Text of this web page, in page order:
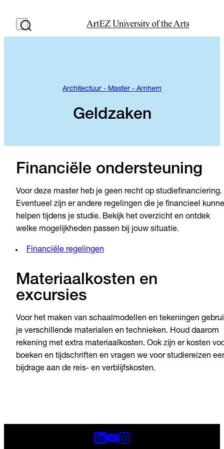
Architectuur - Master - Arnhem
Geldzaken
Financiële ondersteuning
Voor deze master heb je geen recht op studiefinanciering.
Eventueel zijn er andere regelingen die je financieel
helpen tijdens je studie. Bekijk het overzicht en ontdek
welke mogelijkheden passen bij jouw situatie.
Financiële regelingen
Materiaalkosten en
excursies
Voor het maken van schaalmodellen en tekeningen
je verschillende materialen en technieken. Houd daarom
rekening met extra materiaalkosten. Ook zijn er kosten
boeken en tijdschriften en vragen we voor studiereizen
bijdrage aan de reis- en verblijfskosten.